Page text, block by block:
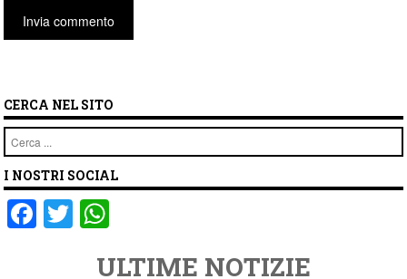
CERCA NEL SITO
Cerca
I NOSTRI SOCIAL
F
a
T
wi
ULTIME NOTIZIE